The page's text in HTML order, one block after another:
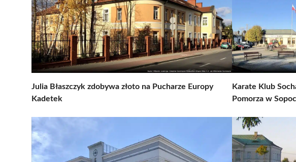
Julia Błaszczyk zdobywa złoto na Pucharze Europy
Kadetek
Karate Klub
Pomorza w